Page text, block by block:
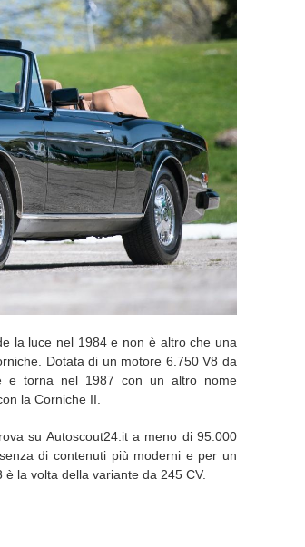
la luce nel 1984 e non è altro che una
Dotata di un motore 6.750 V8 da
e torna nel 1987 con un altro nome
la Corniche II.
su Autoscout24.it a meno di 95.000
di contenuti più moderni e per un
la volta della variante da 245 CV.